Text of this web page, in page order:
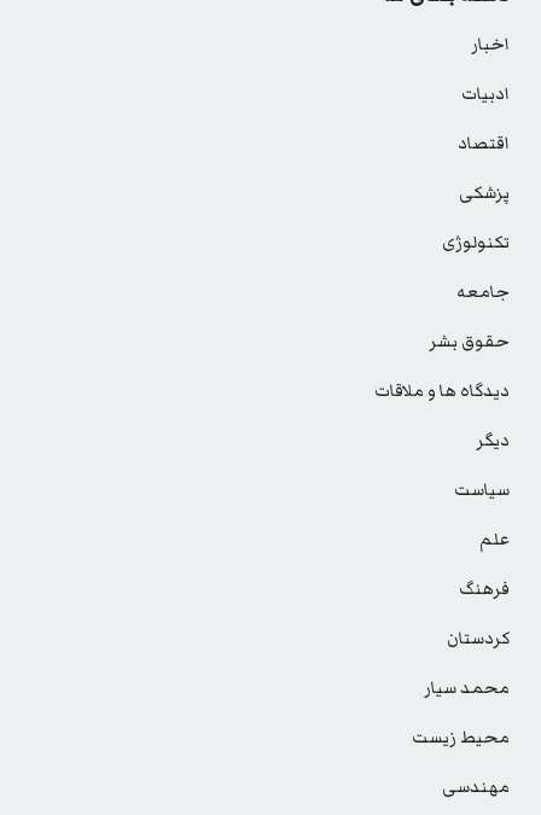
اخبار
ادبیات
اقتصاد
پزشکی
تکنولوژی
جامعه
حقوق بشر
دیدگاه ها و ملاقات
دیگر
سیاست
علم
فرهنگ
کردستان
محمد سیار
محیط زیست
مهندسی